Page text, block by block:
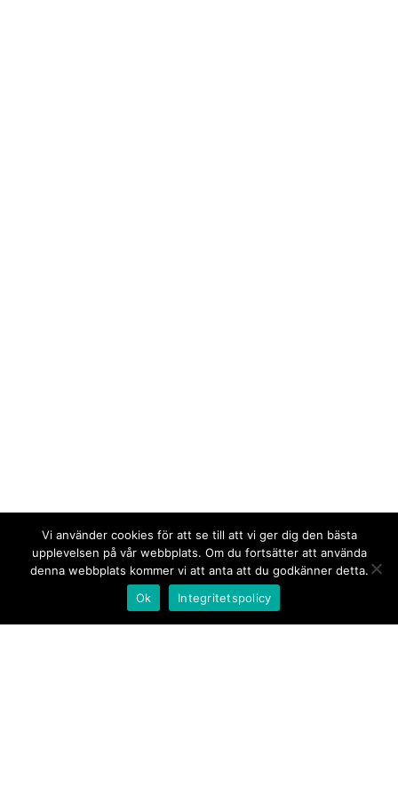
Vi använder cookies för att se till att vi ger dig den bästa
upplevelsen på vår webbplats. Om du fortsätter att använda
denna webbplats kommer vi att anta att du godkänner detta.
Ok
Integritetspolicy